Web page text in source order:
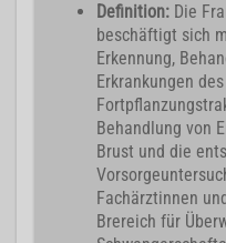
Definition: Die
beschäftigt sich
Erkennung,
Erkrankungen
Behandlung von
Brust und die
Fachärztinnen
Brereich für